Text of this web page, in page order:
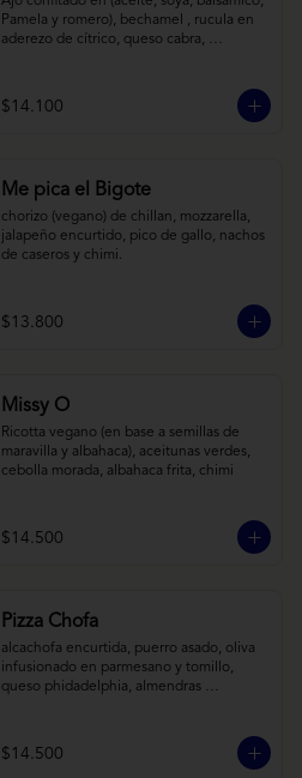
Pamela y romero), bechamel , rucula en
aderezo de cítrico, queso cabra,
$14.100
Me pica el Bigote
chorizo (vegano) de chillan, mozzarella,
jalapeño encurtido, pico de gallo, nachos
de caseros y chimi.
$13.800
Missy O
Ricotta vegano (en base a semillas de
maravilla y albahaca), aceitunas verdes,
cebolla morada, albahaca frita, chimi
$14.500
Pizza Chofa
alcachofa encurtida, puerro asado, oliva
infusionado en parmesano y tomillo,
queso phidadelphia, almendras
$14.500